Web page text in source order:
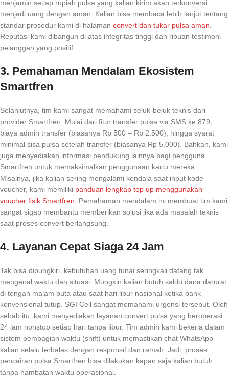
menjamin setiap rupiah pulsa yang kalian kirim akan terkonversi
menjadi uang dengan aman. Kalian bisa membaca lebih lanjut tentang
standar prosedur kami di halaman convert dan tukar pulsa aman
Reputasi kami dibangun di atas integritas tinggi dan ribuan testimoni
pelanggan yang positif.
3. Pemahaman Mendalam Ekosistem
Smartfren
Selanjutnya, tim kami sangat memahami seluk-beluk teknis dari
provider Smartfren. Mulai dari fitur transfer pulsa via SMS ke 879,
biaya admin transfer (biasanya Rp 500 – Rp 2.500), hingga syarat
minimal sisa pulsa setelah transfer (biasanya Rp 5.000). Bahkan, kami
juga menyediakan informasi pendukung lainnya bagi pengguna
Smartfren untuk memaksimalkan penggunaan kartu mereka.
Misalnya, jika kalian sering mengalami kendala saat input kode
voucher, kami memiliki panduan lengkap top up menggunakan
voucher fisik Smartfren . Pemahaman mendalam ini membuat tim kami
sangat sigap membantu memberikan solusi jika ada masalah teknis
saat proses convert berlangsung.
4. Layanan Cepat Siaga 24 Jam
Tak bisa dipungkiri, kebutuhan uang tunai seringkali datang tak
mengenal waktu dan situasi. Mungkin kalian butuh saldo dana darurat
di tengah malam buta atau saat hari libur nasional ketika bank
konvensional tutup. SGI Cell sangat memahami urgensi tersebut. Oleh
sebab itu, kami menyediakan layanan convert pulsa yang beroperasi
24 jam nonstop setiap hari tanpa libur. Tim admin kami bekerja dalam
sistem pembagian waktu (shift) untuk memastikan chat WhatsApp
kalian selalu terbalas dengan responsif dan ramah. Jadi, proses
pencairan pulsa Smartfren bisa dilakukan kapan saja kalian butuh
tanpa hambatan waktu operasional.